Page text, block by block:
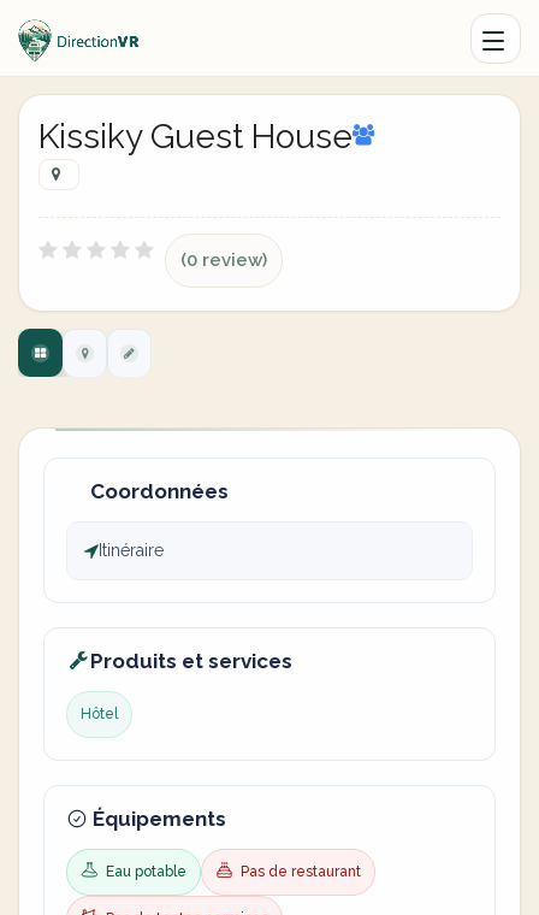
Kissiky Guest House
(0 review)
Coordonnées
Itinéraire
Produits et services
Hôtel
Équipements
Eau potable Pas de restaurant